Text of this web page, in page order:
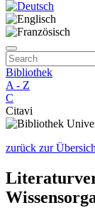
Bibliothek
A - Z
C
Citavi
zurück zur